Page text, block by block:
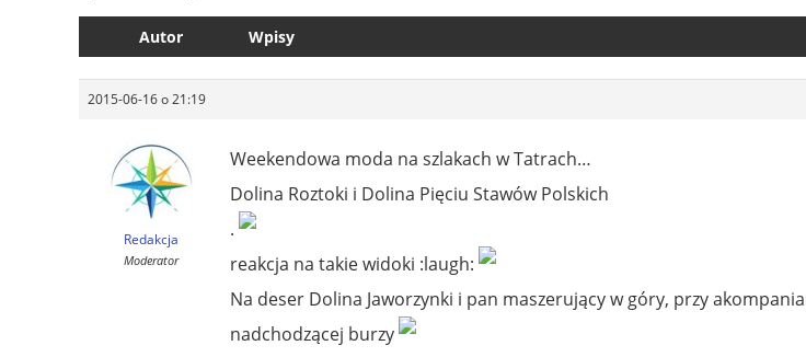
Autor Wpisy
2015-06-16 o 21:19
Redakcja
Moderator
Weekendowa moda na szlakach w Tatrach…
Dolina Roztoki i Dolina Pięciu Stawów Polskich
.
reakcja na takie widoki :laugh:
Na deser Dolina Jaworzynki i pan maszerujący w góry, przy
nadchodzącej burzy